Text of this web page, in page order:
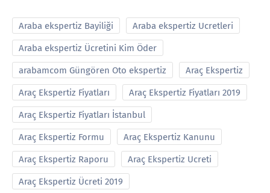
Araba ekspertiz Bayiliği Araba ekspertiz Ucretleri
Araba ekspertiz Ücretini Kim Öder
arabamcom Güngören Oto ekspertiz Araç Ekspertiz
Araç Ekspertiz Fiyatları Araç Ekspertiz Fiyatları 2019
Araç Ekspertiz Fiyatları İstanbul
Araç Ekspertiz Formu Araç Ekspertiz Kanunu
Araç Ekspertiz Raporu Araç Ekspertiz Ucreti
Araç Ekspertiz Ücreti 2019